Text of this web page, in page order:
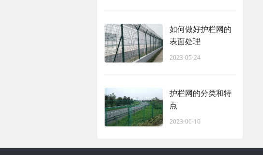
如何做好护栏网的
表面处理
2023-05-24
护栏网的分类和特
点
2023-06-10